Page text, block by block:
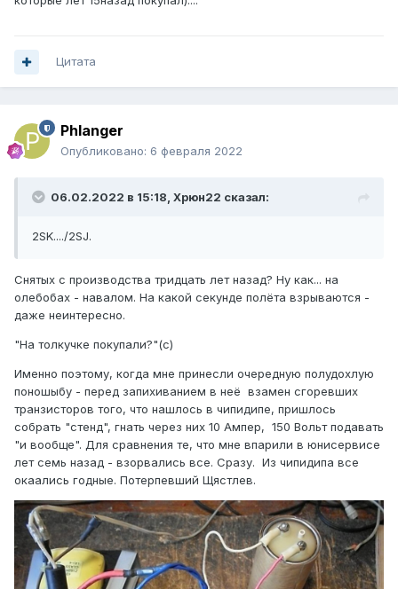
Цитата
Phlanger
Опубликовано: 6 февраля 2022
06.02.2022 в 15:18, Xpюн22 сказал:
2SK..../2SJ.
Снятых с производства тридцать лет назад? Ну как... на
олебобах - навалом. На какой секунде полёта взрываются -
даже неинтересно.
"На толкучке покупали?"(с)
Именно поэтому, когда мне принесли очередную полудохлую
поношыбу - перед запихиванием в неё взамен сгоревших
транзисторов того, что нашлось в чипидипе, пришлось
собрать "стенд", гнать через них 10 Ампер, 150 Вольт подавать
"и вообще". Для сравнения те, что мне впарили в юнисервисе
лет семь назад - взорвались все. Сразу. Из чипидипа все
окаались годные. Потерпевший Щястлев.